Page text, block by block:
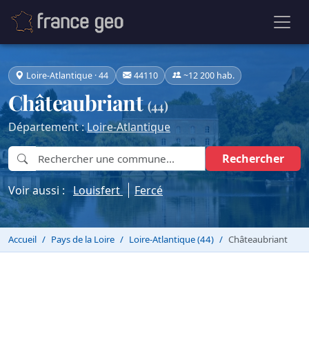
Loire-Atlantique · 44 44110 ~12 200 hab.
Châteaubriant(44)
Département :Loire-Atlantique
Rechercher
Voir aussi :Louisfert Fercé
Accueil Pays de la Loire Loire-Atlantique (44) Châteaubriant